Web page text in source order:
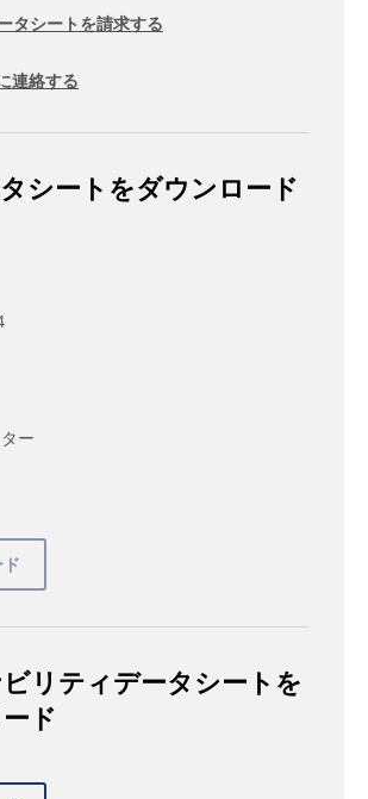
タシートを請求する
連絡する
シートをダウンロード
ー
リティデータシートを
ド